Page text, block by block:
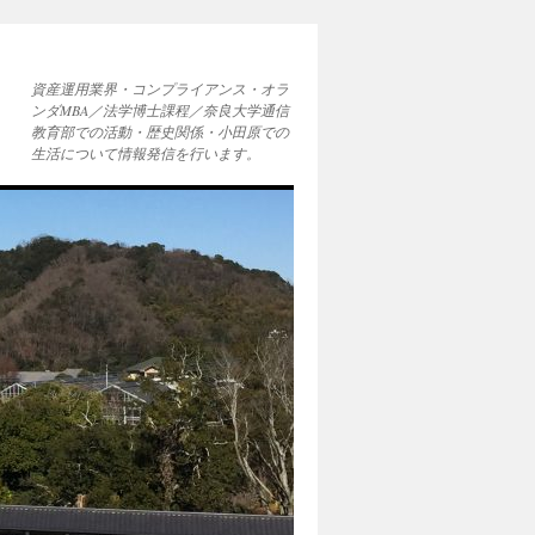
資産運用業界・コンプライアンス・オラ
ンダMBA／法学博士課程／奈良大学通信
教育部での活動・歴史関係・小田原での
生活について情報発信を行います。